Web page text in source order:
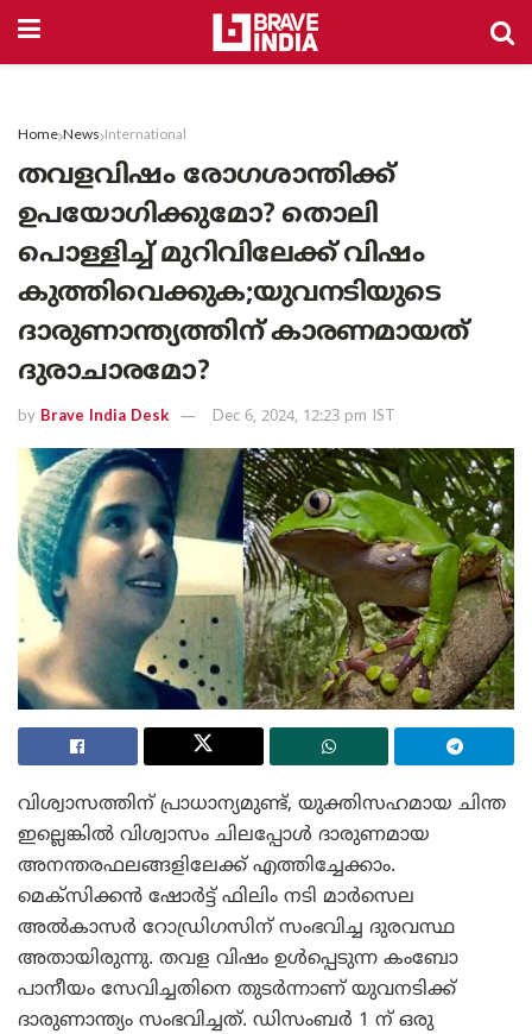
Home News International
തവളവിഷം രോഗശാന്തിക്ക്
ഉപയോഗിക്കുമോ? തൊലി
പൊള്ളിച്ച് മുറിവിലേക്ക് വിഷം
കുത്തിവെക്കുക;യുവനടിയുടെ
ദാരുണാന്ത്യത്തിന് കാരണമായത്
ദുരാചാരമോ?
by Brave India Desk Dec 6, 2024, 12:23 pm IST
വിശ്വാസത്തിന് പ്രാധാന്യമുണ്ട്, യുക്തിസഹമായ ചിന്ത
ഇല്ലെങ്കിൽ വിശ്വാസം ചിലപ്പോൾ ദാരുണമായ
അനന്തരഫലങ്ങളിലേക്ക് എത്തിച്ചേക്കാം.
മെക്സിക്കൻ ഷോർട്ട് ഫിലിം നടി മാർസെല
അൽകാസർ റോഡ്രിഗസിന് സംഭവിച്ച ദുരവസ്ഥ
അതായിരുന്നു. തവള വിഷം ഉൾപ്പെടുന്ന കംബോ
പാനീയം സേവിച്ചതിനെ തുടർന്നാണ് യുവനടിക്ക്
ദാരുണാന്ത്യം സംഭവിച്ചത്. ഡിസംബർ 1 ന് ഒരു